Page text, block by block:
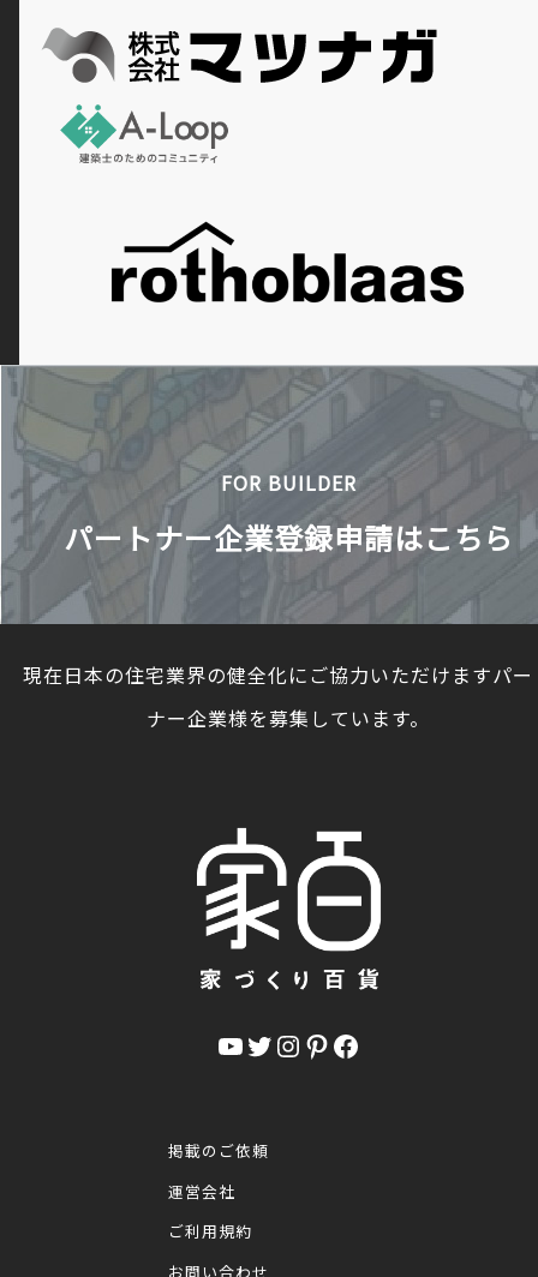
FOR BUILDER
パートナー企業登録申請はこちら
現在日本の住宅業界の健全化にご協力いただけますパ
ナー企業様を募集しています。
YouTube Twitter InstagramPinterest Facebook
掲載のご依頼
運営会社
ご利用規約
お問い合わせ